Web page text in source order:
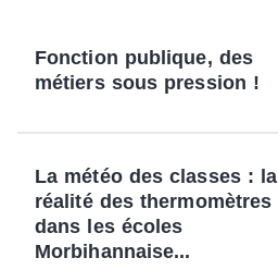
Fonction publique, des
métiers sous pression !
La météo des classes : la
réalité des thermomètres
dans les écoles
Morbihannaise...